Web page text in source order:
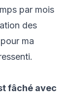
par mois
des
ma
fâché avec